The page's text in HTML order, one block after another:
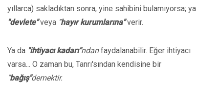
yıllarca) sakladıktan sonra, yine sahibini bulamıyorsa; ya
"devlete"veya "hayır kurumlarına"verir.
Ya da "ihtiyacı kadarı"ndanfaydalanabilir. Eğer ihtiyacı
varsa... O zaman bu, Tanrı'sından kendisine bir
"bağış"demektir.